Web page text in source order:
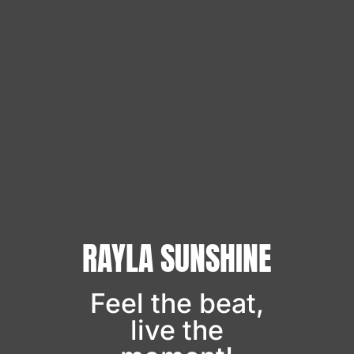
RAYLA SUNSHINE
Feel the beat,
live the